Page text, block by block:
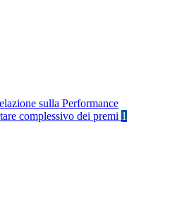
sulla Performance
complessivo dei premi 1